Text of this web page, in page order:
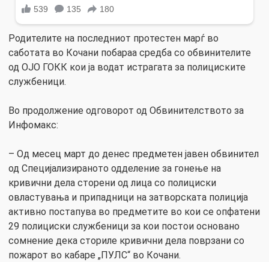
Родителите на последниот протестен марѓ во
саботата во Кочани побараа средба со обвинителите
од ОЈО ГОКК кои ја водат истрагата за полициските
службеници.
Во продолжение одговорот од Обвинителството за
Инфомакс:
– Од месец март до денес предметен јавен обвинител
од Специјализираното одделение за гонење на
кривични дела сторени од лица со полициски
овластувања и припадници на затворската полиција
активно постапува во предметите во кои се опфатени
29 полициски службеници за кои постои основано
сомнение дека сториле кривични дела поврзани со
пожарот во кабаре „ПУЛС“ во Кочани.